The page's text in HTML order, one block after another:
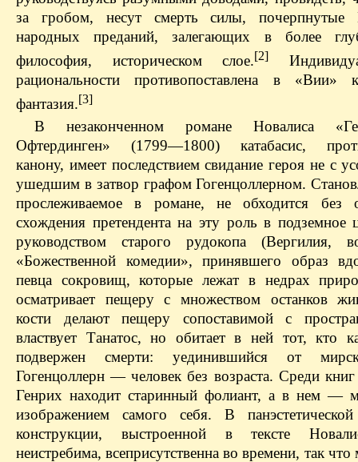
за гробом, несут смерть силы, почерпнутые
народных преданий, залегающих в более
философия, историческом слое.[2]
рациональности противопоставлена в «Вии»
фантазия.[3]
В незаконченном романе Новалиса
Офтердинген» (1799—1800) катабасис,
канону, имеет последствием свидание героя не с
ушедшим в затвор графом Гогенцоллерном.
прослеживаемое в романе, не обходится без
схождения претендента на эту роль в подземное
руководством старого рудокопа (Вергилия,
«Божественной комедии», принявшего образ
певца сокровищ, которые лежат в недрах
осматривает пещеру с множеством останков
кости делают пещеру сопоставимой с
властвует Танатос, но обитает в ней тот, кто
подвержен смерти: уединившийся от
Гогенцоллерн — человек без возраста. Среди
Генрих находит старинный фолиант, а в нем —
изображением самого себя. В
конструкции, выстроенной в тексте
неистребима, всеприсутственна во времени, так что